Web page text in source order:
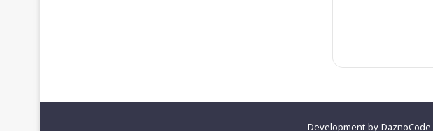
Development by DaznoCode